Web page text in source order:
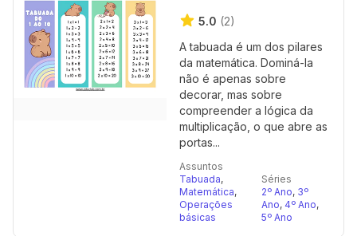
5.0 (2)
A tabuada é um dos pilares
da matemática. Dominá-la
não é apenas sobre
decorar, mas sobre
compreender a lógica da
multiplicação, o que abre as
portas...
Assuntos
Tabuada,
Matemática,
Operações
básicas
Séries
2º Ano, 3º
Ano, 4º Ano,
5º Ano